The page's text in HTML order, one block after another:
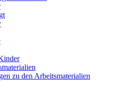
zu den Arbeitsmaterialien